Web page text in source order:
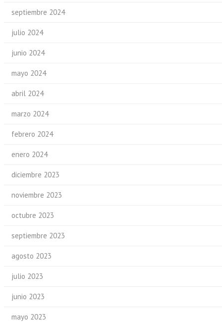
septiembre 2024
julio 2024
junio 2024
mayo 2024
abril 2024
marzo 2024
febrero 2024
enero 2024
diciembre 2023
noviembre 2023
octubre 2023
septiembre 2023
agosto 2023
julio 2023
junio 2023
mayo 2023